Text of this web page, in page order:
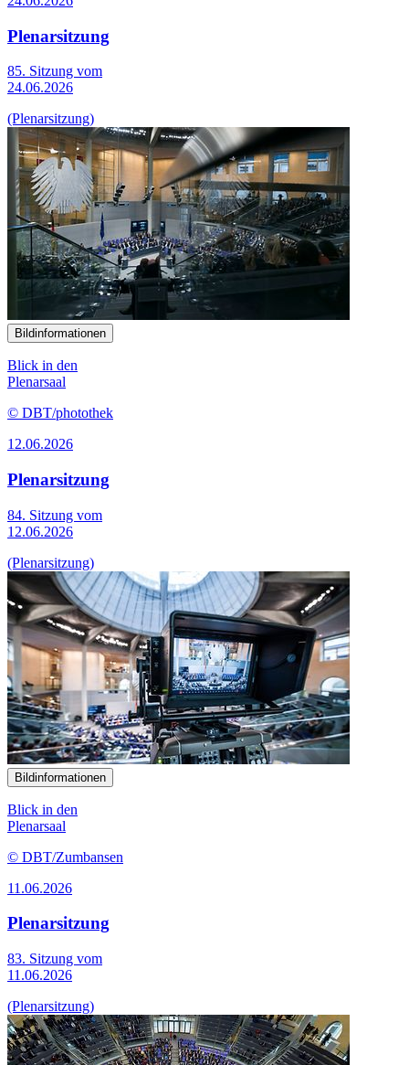
Plenarsitzung
85. Sitzung vom
24.06.2026
(Plenarsitzung)
Bildinformationen
Blick in den
Plenarsaal
© DBT/photothek
12.06.2026
Plenarsitzung
84. Sitzung vom
12.06.2026
(Plenarsitzung)
Bildinformationen
Blick in den
Plenarsaal
© DBT/Zumbansen
11.06.2026
Plenarsitzung
83. Sitzung vom
11.06.2026
(Plenarsitzung)